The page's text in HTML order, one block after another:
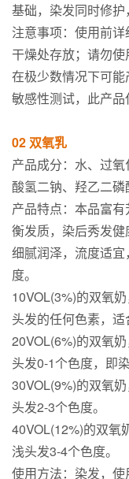
基础，染发同时修护
注意事项：使用前
干燥处存放；请勿使
在极少数情况下可
敏感性测试，此产品
02 双氧乳
产品成分：水、过
酸氢二钠、羟乙二磷
产品特点：本品富
衡发质，染后秀发
细腻润泽，流度适
度。
10VOL(3%)的双氧
头发的任何色素，适
20VOL(6%)的双氧
头发0-1个色度，即
30VOL(9%)的双氧
头发2-3个色度。
40VOL(12%)的双氧
浅头发3-4个色度。
使用方法：染发，使